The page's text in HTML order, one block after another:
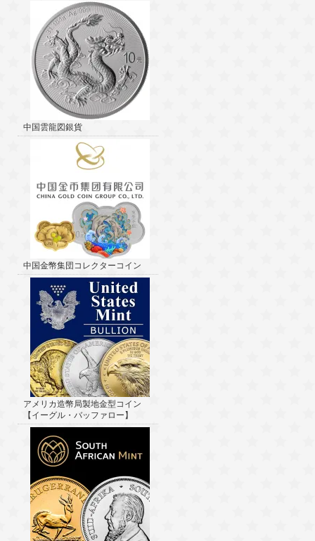
中国雲龍図銀貨
中国金幣集団コレクターコイン
アメリカ造幣局製地金型コイン
【イーグル・バッファロー】